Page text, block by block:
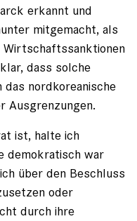
erkannt und
mitgemacht, als
Wirtschaftssanktionen
dass solche
das nordkoreanische
Ausgrenzungen.
ist, halte ich
demokratisch war
über den Beschluss
oder
durch ihre